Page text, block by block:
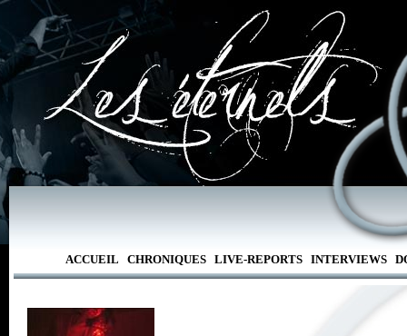
ACCUEIL CHRONIQUES LIVE-REPORTS INTERVIEWS